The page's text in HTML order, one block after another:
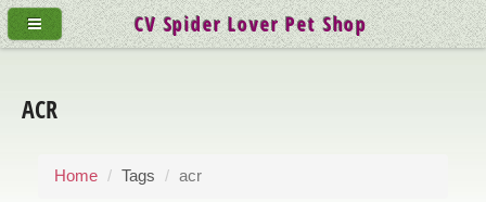
ACR
Home Tags acr
CV Spider Lover Pet Shop